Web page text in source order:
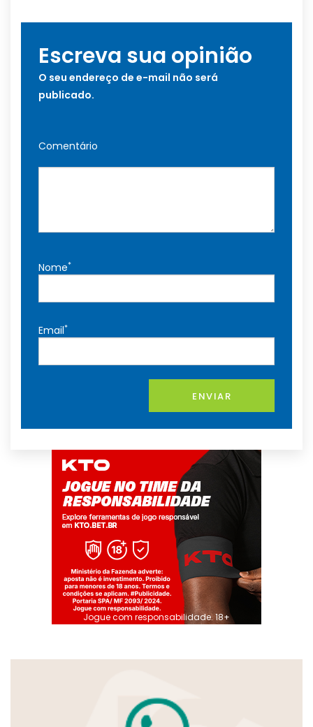
Escreva sua opinião
O seu endereço de e-mail não será
publicado.
Comentário
Nome*
Email*
ENVIAR
Jogue com responsabilidade. 18+